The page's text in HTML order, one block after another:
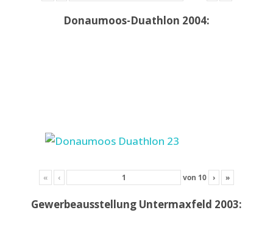
Donaumoos-Duathlon 2004:
« ‹ von 10 › »
Gewerbeausstellung Untermaxfeld 2003: